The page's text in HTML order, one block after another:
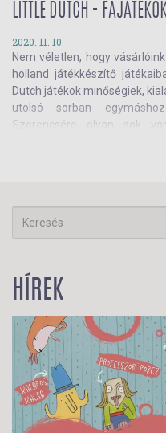
LITTLE DUTCH -
2020. 11. 10.
Nem véletlen, hogy
holland játékkészítő
Dutch játékok minőségiek,
utolsó sorban
Szerencsére olyan sok
HÍREK